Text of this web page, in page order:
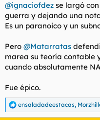
:
@ignaciofdez se largó
guerra y dejando una
Es un paranoico y un
Pero @Matarratas
marea su teoría contable
cuando absolutamente
Fue épico.
R
e
ensaladadeestacas,